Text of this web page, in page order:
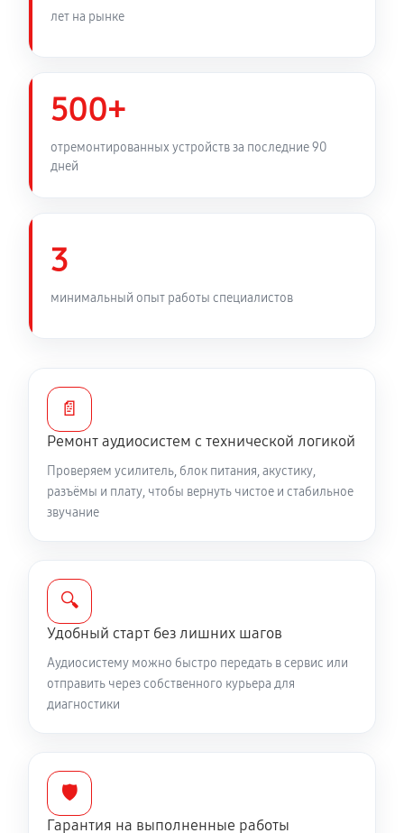
лет на рынке
500+
отремонтированных устройств за последние 90
дней
3
минимальный опыт работы специалистов
📄
Ремонт аудиосистем с технической логикой
Проверяем усилитель, блок питания, акустику,
разъёмы и плату, чтобы вернуть чистое и стабильное
звучание
🔍
Удобный старт без лишних шагов
Аудиосистему можно быстро передать в сервис или
отправить через собственного курьера для
диагностики
🛡️
Гарантия на выполненные работы